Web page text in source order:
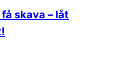
skava – låt